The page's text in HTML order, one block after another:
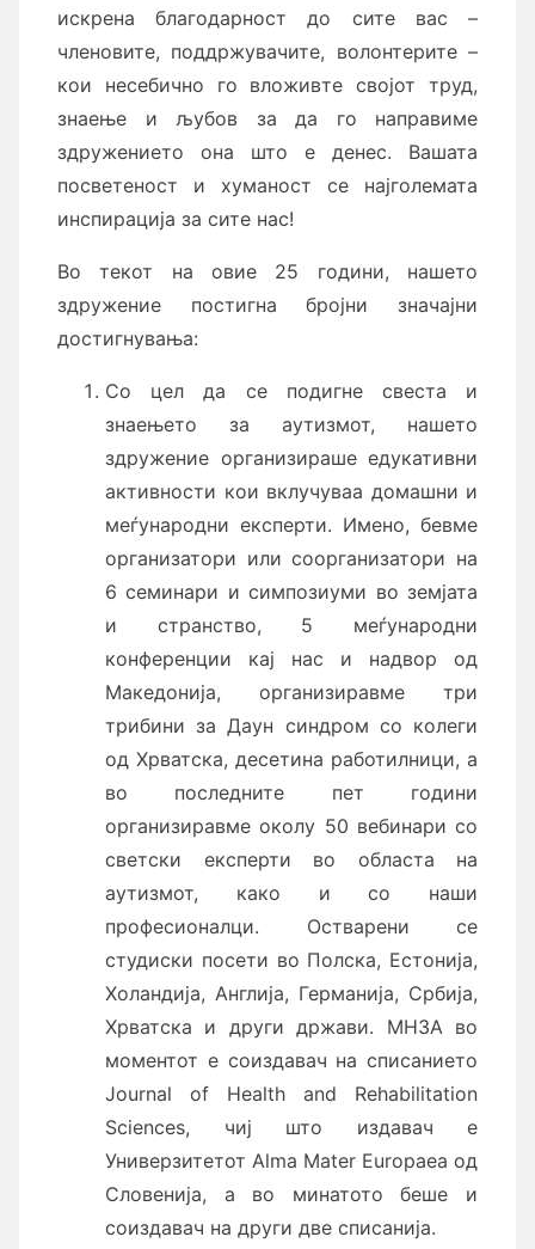
искрена благодарност до сите вас –
членовите, поддржувачите, волонтерите –
кои несебично го вложивте својот труд,
знаење и љубов за да го направиме
здружението она што е денес. Вашата
посветеност и хуманост се најголемата
инспирација за сите нас!
Во текот на овие 25 години, нашето
здружение постигна бројни значајни
достигнувања:
Со цел да се подигне свеста и
знаењето за аутизмот, нашето
здружение организираше едукативни
активности кои вклучуваа домашни и
меѓународни експерти. Имено, бевме
организатори или соорганизатори на
6 семинари и симпозиуми во земјата
и странство, 5 меѓународни
конференции кај нас и надвор од
Македонија, организиравме три
трибини за Даун синдром со колеги
од Хрватска, десетина работилници, а
во последните пет години
организиравме околу 50 вебинари со
светски експерти во областа на
аутизмот, како и со наши
професионалци. Остварени се
студиски посети во Полска, Естонија,
Холандија, Англија, Германија, Србија,
Хрватска и други држави. МНЗА во
моментот е соиздавач на списанието
Journal of Health and Rehabilitation
Sciences, чиј што издавач е
Универзитетот Alma Mater Europaea од
Словенија, а во минатото беше и
соиздавач на други две списанија.